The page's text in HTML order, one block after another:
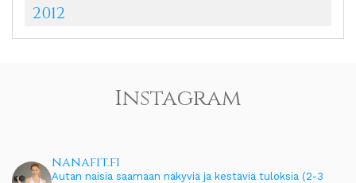
2012
Instagram
nanafit.fi
Autan naisia saamaan näkyviä ja kestäviä tuloksia (2-3